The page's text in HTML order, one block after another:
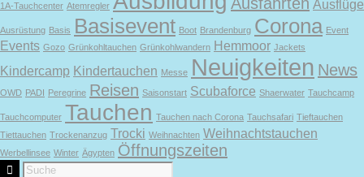
1A-Tauchcenter Atemregler Ausflüge
Ausrüstung Basis Basisevent Boot Brandenburg Corona Event
Events Gozo Grünkohltauchen Grünkohlwandern Hemmoor Jackets
Kindercamp Kindertauchen Messe Neuigkeiten News
OWD PADI Peregrine Reisen Saisonstart Scubaforce Shaerwater Tauchcamp
Tauchcomputer Tauchen Tauchen nach Corona Tauchsafari Tieftauchen
Tiettauchen Trockenanzug Trocki Weihnachten Weihnachtstauchen
Werbellinsee Winter Ägypten Öffnungszeiten